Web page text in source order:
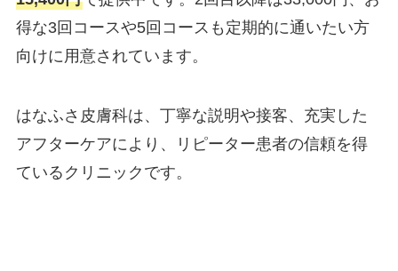
得な3回コースや5回コースも定期的に通いたい方
向けに用意されています。
はなふさ皮膚科は、丁寧な説明や接客、充実した
アフターケアにより、リピーター患者の信頼を得
ているクリニックです。